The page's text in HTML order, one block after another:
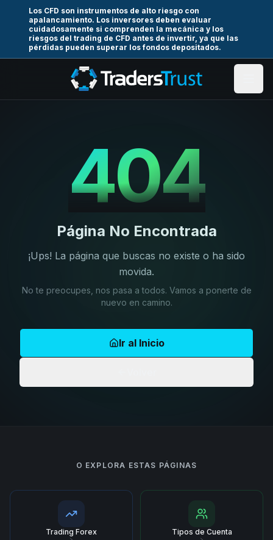
Los CFD son instrumentos de alto riesgo con
apalancamiento. Los inversores deben evaluar
cuidadosamente si comprenden la mecánica y los
riesgos del trading de CFD antes de invertir, ya que las
pérdidas pueden superar los fondos depositados.
404
Página No Encontrada
¡Ups! La página que buscas no existe o ha sido
movida.
No te preocupes, nos pasa a todos. Vamos a ponerte de
nuevo en camino.
Ir al Inicio
O EXPLORA ESTAS PÁGINAS
Trading Forex Tipos de Cuenta